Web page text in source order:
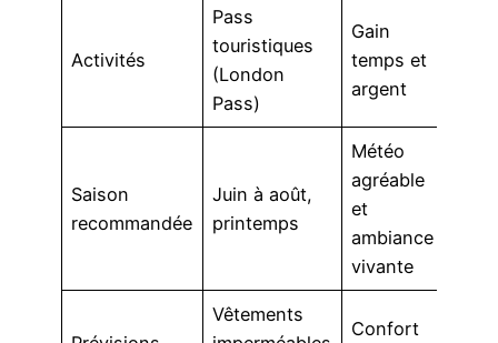
Activités
Pass
touristiques
(London
Pass)
Gain
temps et
argent
Saison
recommandée
Juin à août,
printemps
Météo
agréable
et
ambiance
vivante
Vêtements
Confort